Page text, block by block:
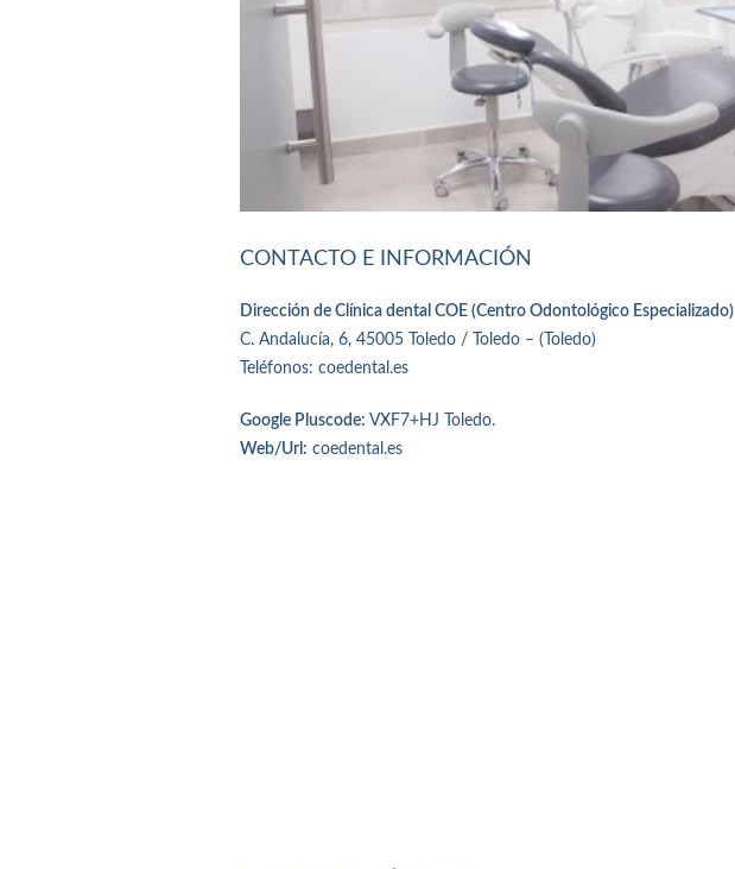
CONTACTO E INFORMACIÓN
Dirección de Clínica dental COE (Centro Odontológico Especializado)
C. Andalucía, 6, 45005 Toledo / Toledo – (Toledo)
Teléfonos: coedental.es
Google Pluscode: VXF7+HJ Toledo.
Web/Url: coedental.es